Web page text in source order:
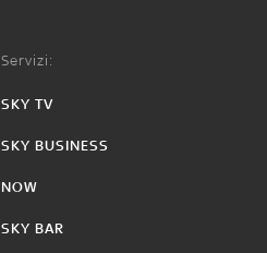
Servizi:
SKY TV
SKY BUSINESS
NOW
SKY BAR